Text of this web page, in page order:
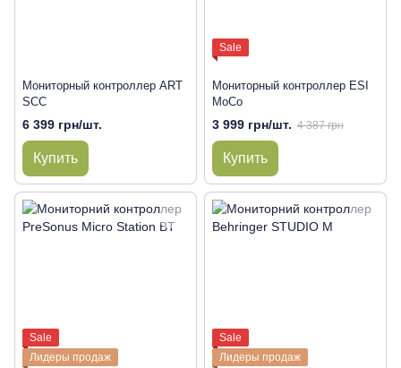
Мониторный контроллер ART
SCC
6 399 грн/шт.
Купить
Sale
Мониторный контроллер ESI
MoCo
3 999 грн/шт. 4 387 грн
Купить
Sale
Лидеры продаж
Sale
Лидеры продаж